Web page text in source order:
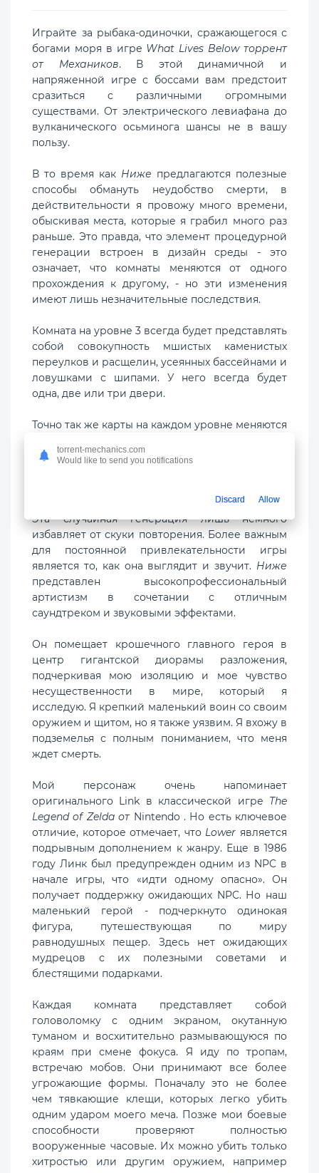
Играйте за рыбака-одиночки, сражающегося с
богами моря в игре What Lives Below торрент
от Механиков. В этой динамичной и
напряженной игре с боссами вам предстоит
сразиться с различными огромными
существами. От электрического левиафана до
вулканического осьминога шансы не в вашу
пользу.
В то время как Ниже предлагаются полезные
способы обмануть неудобство смерти, в
действительности я провожу много времени,
обыскивая места, которые я грабил много раз
раньше. Это правда, что элемент процедурной
генерации встроен в дизайн среды - это
означает, что комнаты меняются от одного
прохождения к другому, - но эти изменения
имеют лишь незначительные последствия.
Комната на уровне 3 всегда будет представлять
собой совокупность мшистых каменистых
переулков и расщелин, усеянных бассейнами и
ловушками с шипами. У него всегда будет
одна, две или три двери.
Точно так же карты на каждом уровне меняются
к дополнительным ресурсам или к более
Эта случайная генерация лишь немного
избавляет от скуки повторения. Более важным
для постоянной привлекательности игры
является то, как она выглядит и звучит. Ниже
представлен высокопрофессиональный
артистизм в сочетании с отличным
саундтреком и звуковыми эффектами.
Он помещает крошечного главного героя в
центр гигантской диорамы разложения,
подчеркивая мою изоляцию и мое чувство
несущественности в мире, который я
исследую. Я крепкий маленький воин со своим
оружием и щитом, но я также уязвим. Я вхожу в
подземелья с полным пониманием, что меня
ждет смерть.
Мой персонаж очень напоминает
оригинального Link в классической игре The
Legend of Zelda отNintendo . Но есть ключевое
отличие, которое отмечает, что Lower является
подрывным дополнением к жанру. Еще в 1986
году Линк был предупрежден одним из NPC в
начале игры, что «идти одному опасно». Он
получает поддержку ожидающих NPC. Но наш
маленький герой - подчеркнуто одинокая
фигура, путешествующая по миру
равнодушных пещер. Здесь нет ожидающих
мудрецов с их полезными советами и
блестящими подарками.
Каждая комната представляет собой
головоломку с одним экраном, окутанную
туманом и восхитительно размывающуюся по
краям при смене фокуса. Я иду по тропам,
встречаю мобов. Они принимают все более
угрожающие формы. Поначалу это не более
чем тявкающие клещи, которых легко убить
одним ударом моего меча. Позже мои боевые
способности проверяют полностью
вооруженные часовые. Их можно убить только
хитростью или другим оружием, например
torrent-mechanics.com
Would like to send you notifications
Discard Allow